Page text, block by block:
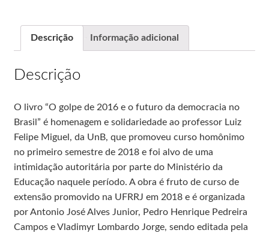
Descrição Informação adicional
Descrição
O livro “O golpe de 2016 e o futuro da democracia no
Brasil” é homenagem e solidariedade ao professor Luiz
Felipe Miguel, da UnB, que promoveu curso homônimo
no primeiro semestre de 2018 e foi alvo de uma
intimidação autoritária por parte do Ministério da
Educação naquele período. A obra é fruto de curso de
extensão promovido na UFRRJ em 2018 e é organizada
por Antonio José Alves Junior, Pedro Henrique Pedreira
Campos e Vladimyr Lombardo Jorge, sendo editada pela